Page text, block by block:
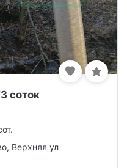
соток
Верхняя ул